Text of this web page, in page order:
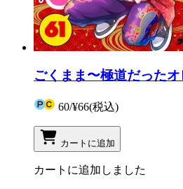
ごくまま〜極道だった
60/¥66(税込)
カートに追加
カートに追加しました